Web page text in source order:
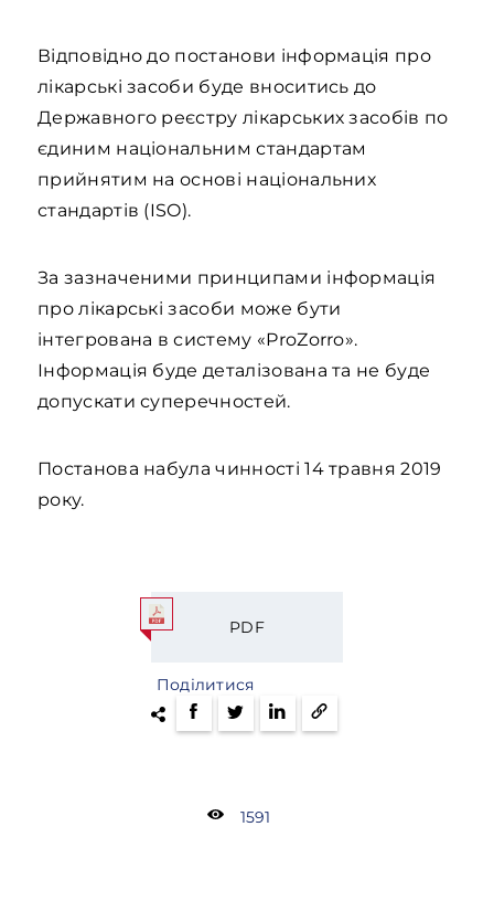
Відповідно до постанови інформація про
лікарські засоби буде вноситись до
Державного реєстру лікарських засобів по
єдиним національним стандартам
прийнятим на основі національних
стандартів (ISO).
За зазначеними принципами інформація
про лікарські засоби може бути
інтегрована в систему «ProZorro».
Інформація буде деталізована та не буде
допускати суперечностей.
Постанова набула чинності 14 травня 2019
року.
PDF
Поділитися
1591